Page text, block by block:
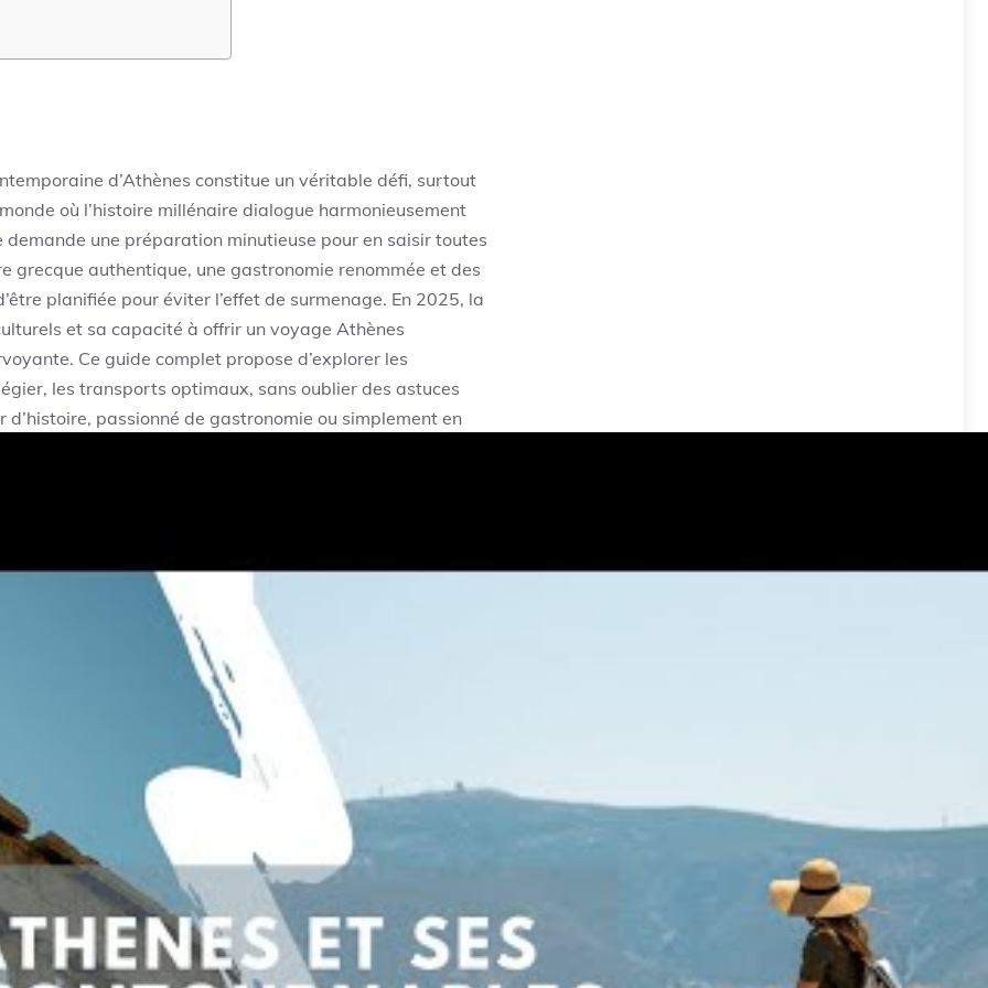
d’Athènes constitue un véritable défi, surtout
où l’histoire millénaire dialogue harmonieusement
une préparation minutieuse pour en saisir toutes
grecque authentique, une gastronomie renommée et des
planifiée pour éviter l’effet de surmenage. En 2025, la
et sa capacité à offrir un voyage Athènes
Ce guide complet propose d’explorer les
les transports optimaux, sans oublier des astuces
passionné de gastronomie ou simplement en
à Athènes pour une
tirer parti des merveilles que la ville offre tout au long
grecque, classée au patrimoine mondial de
une organisation réfléchie. En 2025, plusieurs
touristique, les événements culturels programmés,
son voyage en amont permet d’éviter la surpopulation
et de profiter des sites phares en toute sérénité. La
facilite également la conception d’un itinéraire
période pour explorer la ville sans subir la
et juin ou l’automne, en septembre ou octobre.
hébergements en avance et de penser aux moyens de